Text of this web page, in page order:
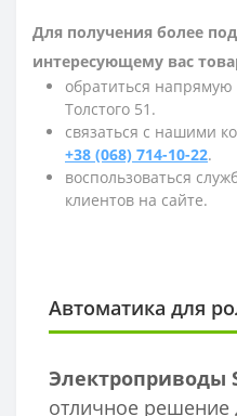
Для получения более
интересующему вас
обратиться
Толстого 51.
связаться с нашими
+38 (068) 714-10-22.
воспользоваться
клиентов на сайте.
Автоматика для
Электроприводы
отличное решение